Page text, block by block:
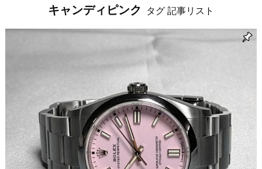
キャンディピンク タグ 記事リスト